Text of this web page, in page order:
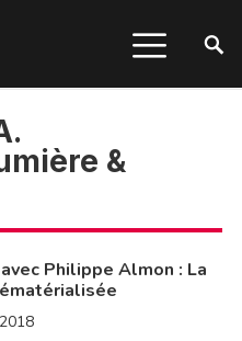
&
Philippe Almon : La